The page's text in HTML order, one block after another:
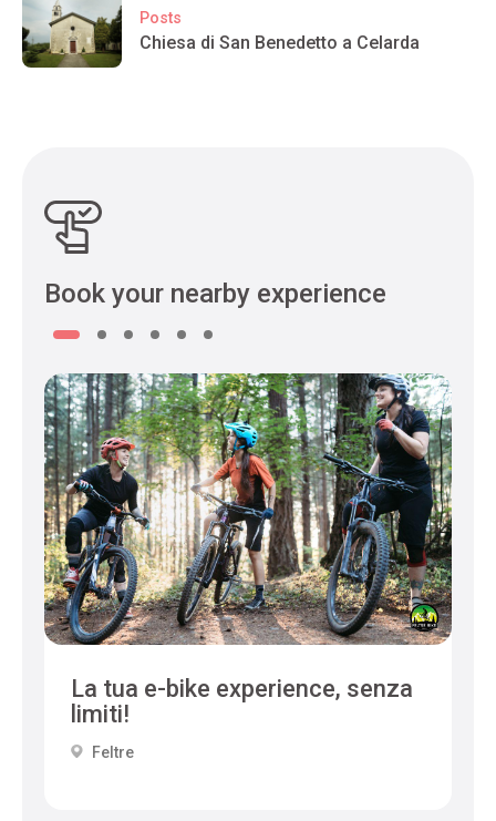
Posts
Chiesa di San Benedetto a Celarda
Book your nearby experience
La tua e-bike experience, senza
limiti!
Feltre